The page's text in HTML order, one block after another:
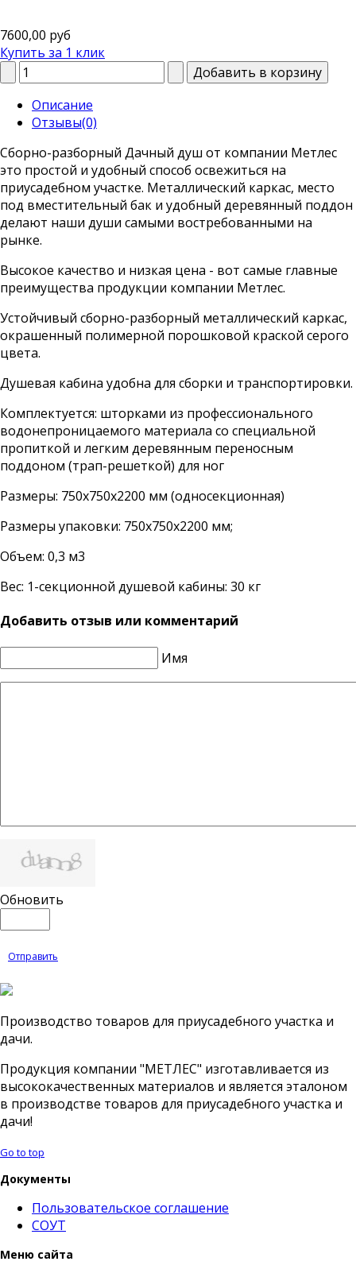
7600,00 руб
Купить за 1 клик
Описание
Отзывы(0)
Сборно-разборный Дачный душ от компании Метлес
это простой и удобный способ освежиться на
приусадебном участке. Металлический каркас, место
под вместительный бак и удобный деревянный поддон
делают наши души самыми востребованными на
рынке.
Высокое качество и низкая цена - вот самые главные
преимущества продукции компании Метлес.
Устойчивый сборно-разборный металлический каркас,
окрашенный полимерной порошковой краской серого
цвета.
Душевая кабина удобна для сборки и транспортировки.
Комплектуется: шторками из профессионального
водонепроницаемого материала со специальной
пропиткой и легким деревянным переносным
поддоном (трап-решеткой) для ног
Размеры: 750х750х2200 мм (односекционная)
Размеры упаковки: 750х750х2200 мм;
Объем: 0,3 м3
Вес: 1-секционной душевой кабины: 30 кг
Добавить отзыв или комментарий
Имя
Обновить
Отправить
Производство товаров для приусадебного участка и
дачи.
Продукция компании "МЕТЛЕС" изготавливается из
высококачественных материалов и является эталоном
в производстве товаров для приусадебного участка и
дачи!
Go to top
Документы
Пользовательское соглашение
СОУТ
Меню сайта